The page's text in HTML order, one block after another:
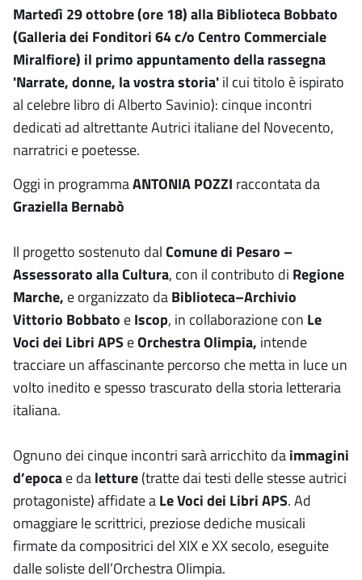
Martedì 29 ottobre (ore 18) alla Biblioteca Bobbato
(Galleria dei Fonditori 64 c/o Centro Commerciale
Miralfiore) il primo appuntamento della rassegna
'Narrate, donne, la vostra storia'il cui titolo è ispirato
al celebre libro di Alberto Savinio): cinque incontri
dedicati ad altrettante Autrici italiane del Novecento,
narratrici e poetesse.
Oggi in programmaANTONIA POZZI raccontata da
Graziella Bernabò
Il progetto sostenuto dalComune di Pesaro –
Assessorato alla Cultura, con il contributo di Regione
Marche, e organizzato daBiblioteca–Archivio
Vittorio Bobbato eIscop, in collaborazione con Le
Voci dei Libri APS eOrchestra Olimpia, intende
tracciare un affascinante percorso che metta in luce un
volto inedito e spesso trascurato della storia letteraria
italiana.
Ognuno dei cinque incontri sarà arricchito daimmagini
d’epocae daletture(tratte dai testi delle stesse autrici
protagoniste) affidate aLe Voci dei Libri APS. Ad
omaggiare le scrittrici, preziose dediche musicali
firmate da compositrici del XIX e XX secolo, eseguite
dalle soliste dell’Orchestra Olimpia.